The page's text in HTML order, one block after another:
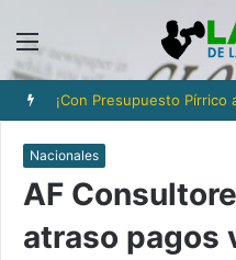
Menú
Nacionales
AF
atraso pagos